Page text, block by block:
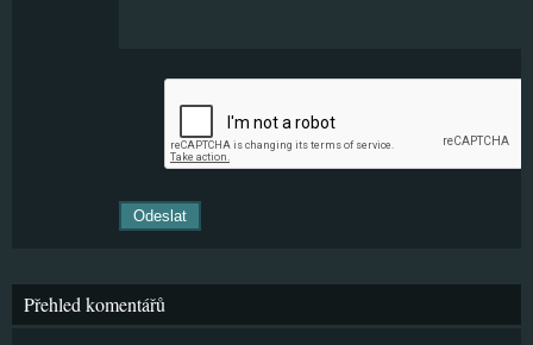
Přehled komentářů